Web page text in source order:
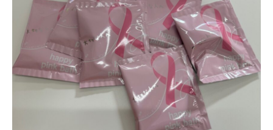
居宅介護・訪問介護
快護ラボ知技心